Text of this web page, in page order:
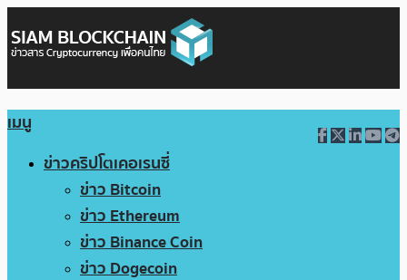
เมนู
ข่าวคริปโตเคอเรนซี่
ข่าว Bitcoin
ข่าว Ethereum
ข่าว Binance Coin
ข่าว Dogecoin